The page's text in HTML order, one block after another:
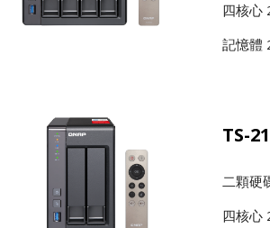
四核心
記憶體
TS-
二顆硬
四核心